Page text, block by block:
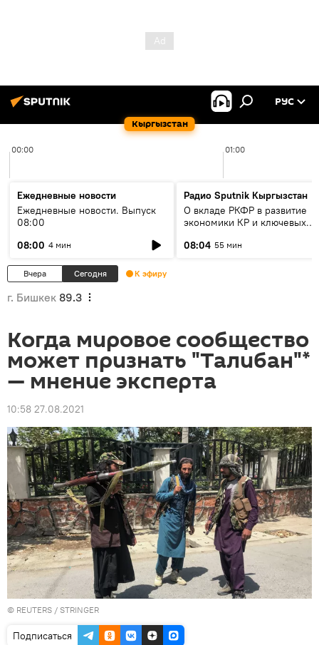
Кыргызстан
РУС
00:00 01:00
Ежедневные новости
Ежедневные новости. Выпуск
08:00
08:00 4 мин
Радио Sputnik Кыргызстан
О вкладе РКФР в развитие
экономики КР и ключевых
08:04 55 мин
Вчера Сегодня К эфиру
г. Бишкек 89.3
Когда мировое сообщество
может признать "Талибан"*
— мнение эксперта
10:58 27.08.2021
© REUTERS / STRINGER
Подписаться